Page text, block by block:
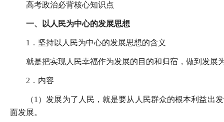
高考政治必背核心知识点
一、以人民为中心的发展思想
1．坚持以人民为中心的发展思想的含义
就是把实现人民幸福作为发展的目的和归宿，做到发展
2．内容
（1）发展为了人民，就是要从人民群众的根本利益出
面发展。